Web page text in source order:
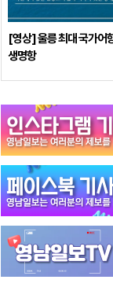
[영상] 울릉 최대 국가어
생명항